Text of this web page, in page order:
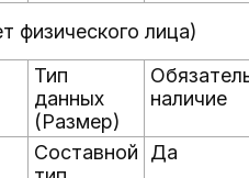
физического лица)
Тип
данных
(Размер)
наличие
Составной
Да